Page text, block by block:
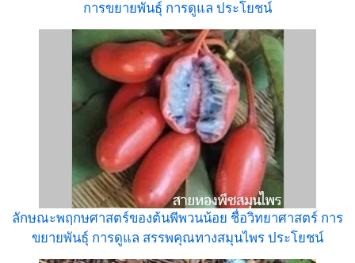
การขยายพันธุ์ การดูแล ประโยชน์
ลักษณะพฤกษศาสตร์ของต้นพีพวนน้อย ชื่อวิทยาศาสตร์ การ
ขยายพันธุ์ การดูแล สรรพคุณทางสมุนไพร ประโยชน์